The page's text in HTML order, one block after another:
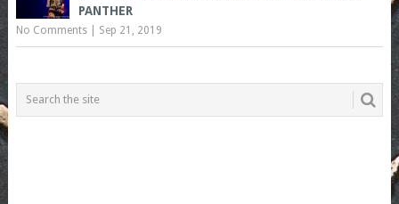
PANTHER
No Comments| Sep 21, 2019